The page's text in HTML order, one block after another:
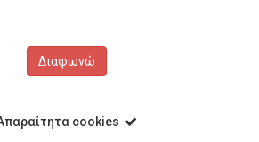
Διαφωνώ
cookies